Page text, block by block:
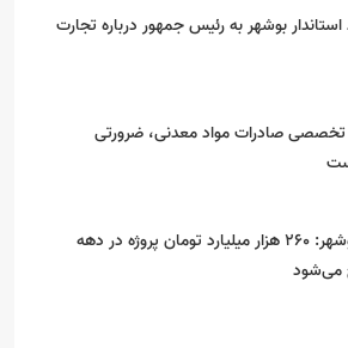
استاندار بوشهر به رئیس جمهور درباره تجارت
تخصصی صادرات مواد معدنی، ضرورتی
استاندار بوشهر: ۲۶۰ هزار میلیارد تومان پروژه در دهه
می‌شود